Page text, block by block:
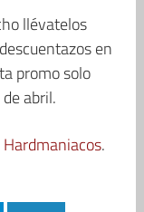
llévatelos
en
promo solo
abril.
Hardmaniacos.